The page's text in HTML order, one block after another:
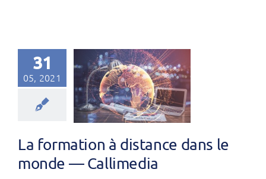
31
05, 2021
La formation à distance dans le
monde — Callimedia